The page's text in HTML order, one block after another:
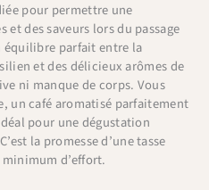
pour permettre une
des saveurs lors du passage
équilibre parfait entre la
et des délicieux arômes de
ni manque de corps. Vous
un café aromatisé parfaitement
pour une dégustation
la promesse d’une tasse
d’effort.